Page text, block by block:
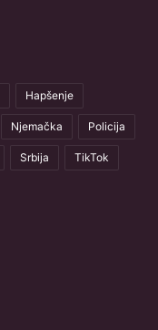
Hapšenje
Njemačka Policija
Srbija TikTok